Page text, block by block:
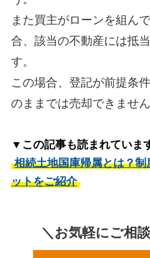
また買主がローンを組ん
合、該当の不動産には抵
す。
この場合、登記が前提条
のままでは売却できません
▼この記事も読まれていま
相続土地国庫帰属とは？
ットをご紹介
＼お気軽にご相